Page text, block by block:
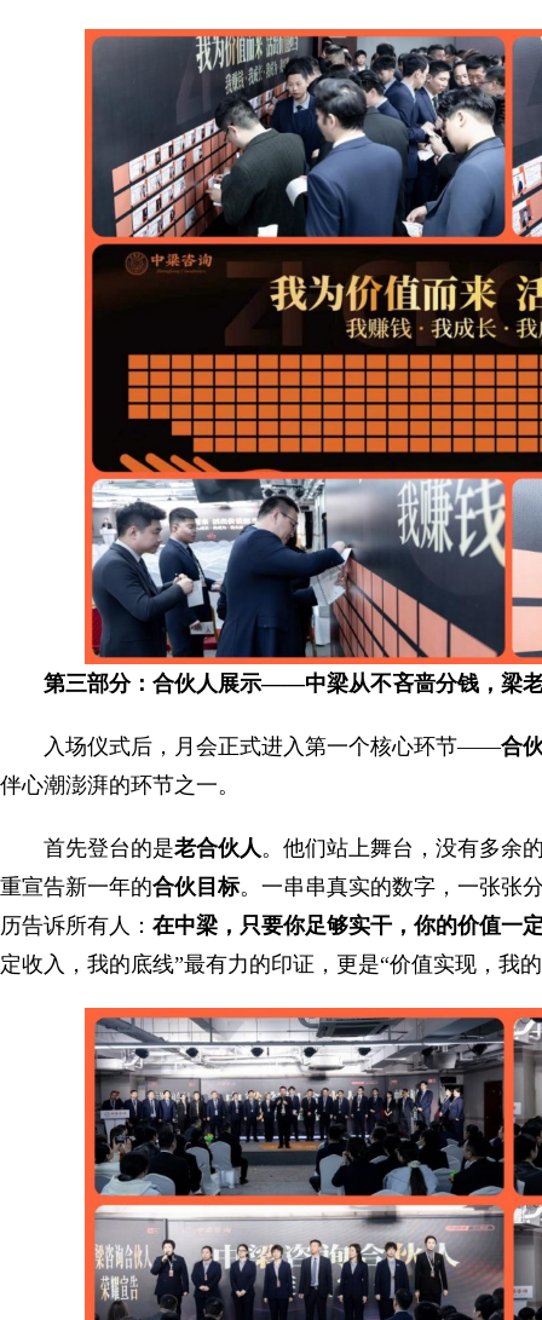
第三部分：合伙人展示——中梁从不吝啬分钱，梁
入场仪式后，月会正式进入第一个核心环节——合
伴心潮澎湃的环节之一。
首先登台的是老合伙人。他们站上舞台，没有多余
重宣告新一年的合伙目标。一串串真实的数字，一张张
历告诉所有人： 在中梁，只要你足够实干，你的价值一
定收入，我的底线”最有力的印证，更是“价值实现，我